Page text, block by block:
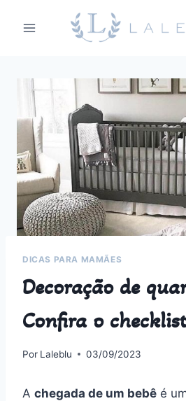
para
DICAS PARA MAMÃES
Decoração de
Confira o
Por Laleblu 03/09/2023
A chegada de um bebê é